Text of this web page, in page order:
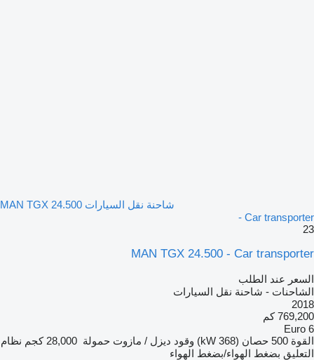
شاحنة نقل السيارات MAN TGX 24.500
- Car transporter
23
MAN TGX 24.500 - Car transporter
السعر عند الطلب
الشاحنات - شاحنة نقل السيارات
2018
769,200 كم
Euro 6
القوة 500 حصان (368 kW) وقود ديزل / مازوت حمولة 28,000 كجم
نظام
التعليق بضغط الهواء/بضغط الهواء